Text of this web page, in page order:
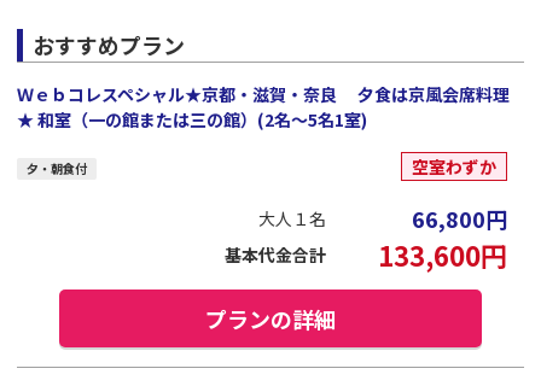
おすすめプラン
Ｗｅｂコレスペシャル★京都・滋賀・奈良 夕食は京風会席料理
★ 和室（一の館または三の館）(2名～5名1室)
夕・朝食付 空室わずか
大人１名 66,800円
基本代金合計 133,600円
プランの詳細